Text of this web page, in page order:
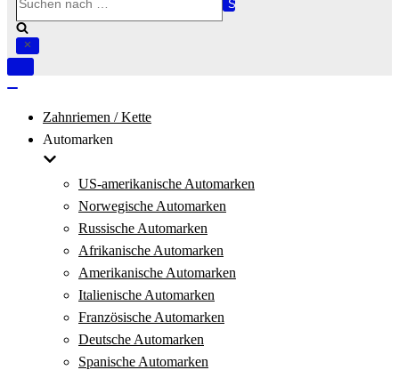
nach …
Navigation
Zahnriemen / Kette
Automarken
US-amerikanische Automarken
Norwegische Automarken
Russische Automarken
Afrikanische Automarken
Amerikanische Automarken
Italienische Automarken
Französische Automarken
Deutsche Automarken
Spanische Automarken